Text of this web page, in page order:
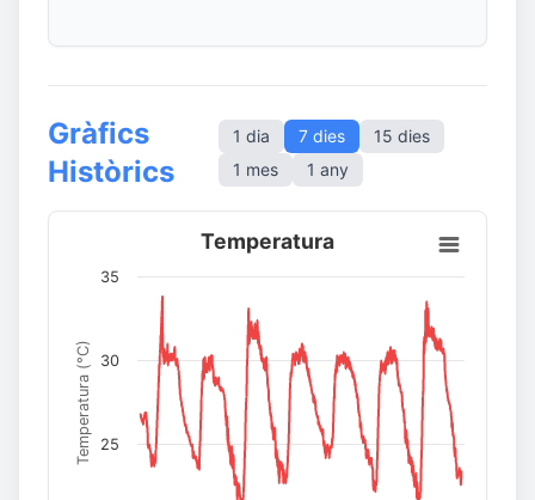
Gràfics
Històrics
1 dia 7 dies
15 dies
1 mes
1 any
Temperatura (°C)
Temperatura
25
30
35